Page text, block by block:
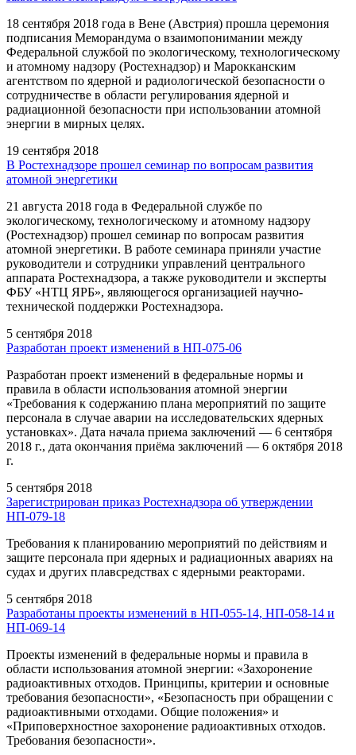
18 сентября 2018 года в Вене (Австрия) прошла церемония
подписания Меморандума о взаимопонимании между
Федеральной службой по экологическому, технологическому
и атомному надзору (Ростехнадзор) и Марокканским
агентством по ядерной и радиологической безопасности о
сотрудничестве в области регулирования ядерной и
радиационной безопасности при использовании атомной
энергии в мирных целях.
19 сентября 2018
В Ростехнадзоре прошел семинар по вопросам развития
атомной энергетики
21 августа 2018 года в Федеральной службе по
экологическому, технологическому и атомному надзору
(Ростехнадзор) прошел семинар по вопросам развития
атомной энергетики. В работе семинара приняли участие
руководители и сотрудники управлений центрального
аппарата Ростехнадзора, а также руководители и эксперты
ФБУ «НТЦ ЯРБ», являющегося организацией научно-
технической поддержки Ростехнадзора.
5 сентября 2018
Разработан проект изменений в НП-075-06
Разработан проект изменений в федеральные нормы и
правила в области использования атомной энергии
«Требования к содержанию плана мероприятий по защите
персонала в случае аварии на исследовательских ядерных
установках». Дата начала приема заключений — 6 сентября
2018 г., дата окончания приёма заключений — 6 октября 2018
г.
5 сентября 2018
Зарегистрирован приказ Ростехнадзора об утверждении
НП-079-18
Требования к планированию мероприятий по действиям и
защите персонала при ядерных и радиационных авариях на
судах и других плавсредствах с ядерными реакторами.
5 сентября 2018
Разработаны проекты изменений в НП-055-14, НП-058-14 и
НП-069-14
Проекты изменений в федеральные нормы и правила в
области использования атомной энергии: «Захоронение
радиоактивных отходов. Принципы, критерии и основные
требования безопасности», «Безопасность при обращении с
радиоактивными отходами. Общие положения» и
«Приповерхностное захоронение радиоактивных отходов.
Требования безопасности».